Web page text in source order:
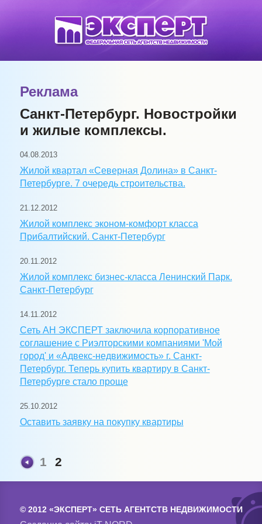
Реклама
Санкт-Петербург. Новостройки
и жилые комплексы.
04.08.2013
Жилой квартал «Северная Долина» в Санкт-
Петербурге. 7 очередь строительства.
21.12.2012
Жилой комплекс эконом-комфорт класса
Прибалтийский. Санкт-Петербург
20.11.2012
Жилой комплекс бизнес-класса Ленинский Парк.
Санкт-Петербург
14.11.2012
Сеть АН ЭКСПЕРТ заключила корпоративное
соглашение с Риэлторскими компаниями 'Мой
город' и «Адвекс-недвижимость» г. Санкт-
Петербург. Теперь купить квартиру в Санкт-
Петербурге стало проще
25.10.2012
Оставить заявку на покупку квартиры
1 2
© 2012 «ЭКСПЕРТ» СЕТЬ АГЕНТСТВ НЕДВИЖИМОСТИ